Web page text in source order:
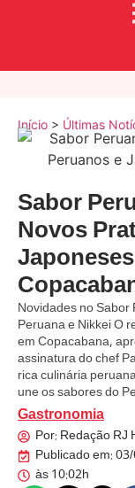
Início > Últimas
Sabor
Novos
Novidades no
Peruana e Nikkei O
em Copacabana,
assinatura do chef
rica culinária
une os sabores do
Gastronomia
Por: Redação RJ
Publicado em:
às10:02h